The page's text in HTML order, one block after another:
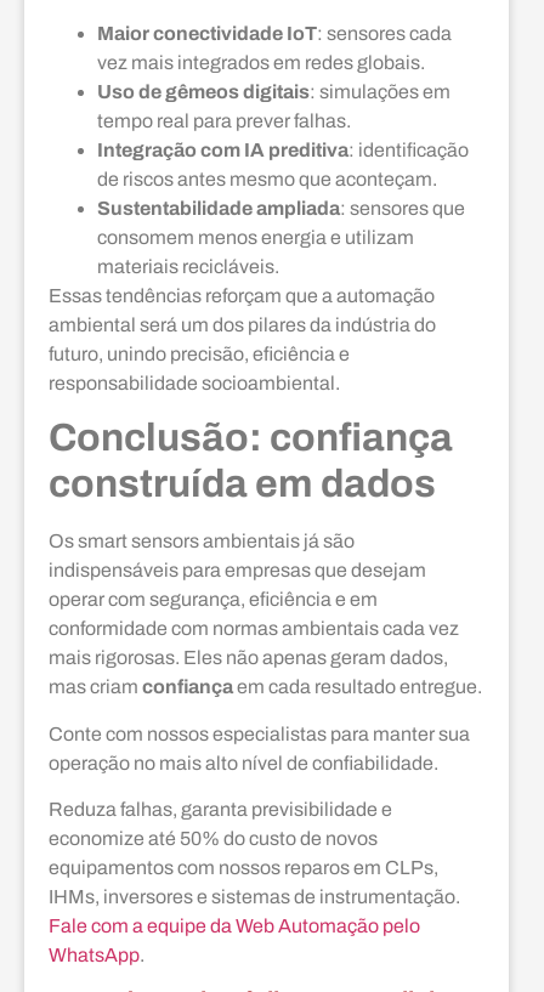
Maior conectividade IoT: sensores cada
vez mais integrados em redes globais.
Uso de gêmeos digitais: simulações em
tempo real para prever falhas.
Integração com IA preditiva: identificação
de riscos antes mesmo que aconteçam.
Sustentabilidade ampliada: sensores que
consomem menos energia e utilizam
materiais recicláveis.
Essas tendências reforçam que a automação
ambiental será um dos pilares da indústria do
futuro, unindo precisão, eficiência e
responsabilidade socioambiental.
Conclusão: confiança
construída em dados
Os smart sensors ambientais já são
indispensáveis para empresas que desejam
operar com segurança, eficiência e em
conformidade com normas ambientais cada vez
mais rigorosas. Eles não apenas geram dados,
mas criam confiançaem cada resultado entregue.
Conte com nossos especialistas para manter sua
operação no mais alto nível de confiabilidade.
Reduza falhas, garanta previsibilidade e
economize até 50% do custo de novos
equipamentos com nossos reparos em CLPs,
IHMs, inversores e sistemas de instrumentação.
Fale com a equipe da Web Automação pelo
WhatsApp.